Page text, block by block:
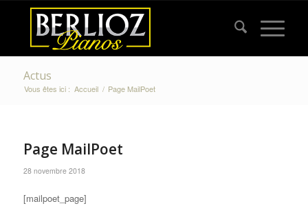
Actus
Vous êtes ici : Accueil / Page MailPoet
Page MailPoet
28 novembre 2018
[mailpoet_page]